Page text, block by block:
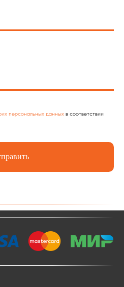
персональных данных в соответствии